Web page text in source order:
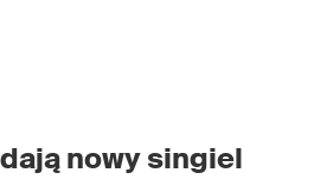
nowy singiel